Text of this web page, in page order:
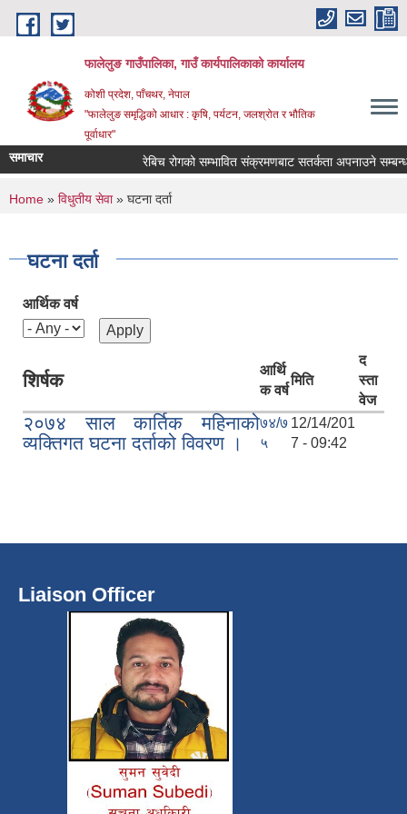
Skip to main content
फालेलुङ गाउँपालिका, गाउँ कार्यपालिकाको कार्यालय
कोशी प्रदेश, पाँचथर, नेपाल
"फालेलुङ समृद्धिको आधार : कृषि, पर्यटन, जलश्रोत र भौतिक
पूर्वाधार"
समाचार रेबिच रोगको सम्भावित संक्रमणबाट सतर्कता अपनाउने
You are here
Home » विधुतीय सेवा» घटना दर्ता
घटना दर्ता
आर्थिक वर्ष
शिर्षक
आर्थि
क वर्ष
मिति
द
स्ता
वेज
२०७४ साल कार्तिक महिनाको
व्यक्तिगत घटना दर्ताको विवरण ।
७४/७
५
12/14/201
7 - 09:42
Liaison Officer